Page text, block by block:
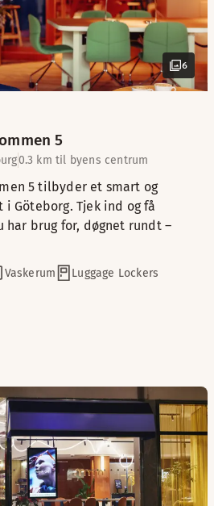
6
5
0.3 km til byens centrum
5 tilbyder et smart og
Göteborg. Tjek ind og få
brug for, døgnet rundt –
Vaskerum
Luggage Lockers